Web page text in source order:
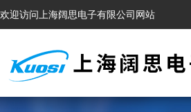
欢迎访问上海阔思电子有限公司网站